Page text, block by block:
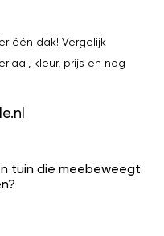
één dak! Vergelijk
kleur, prijs en nog
tuin die meebeweegt